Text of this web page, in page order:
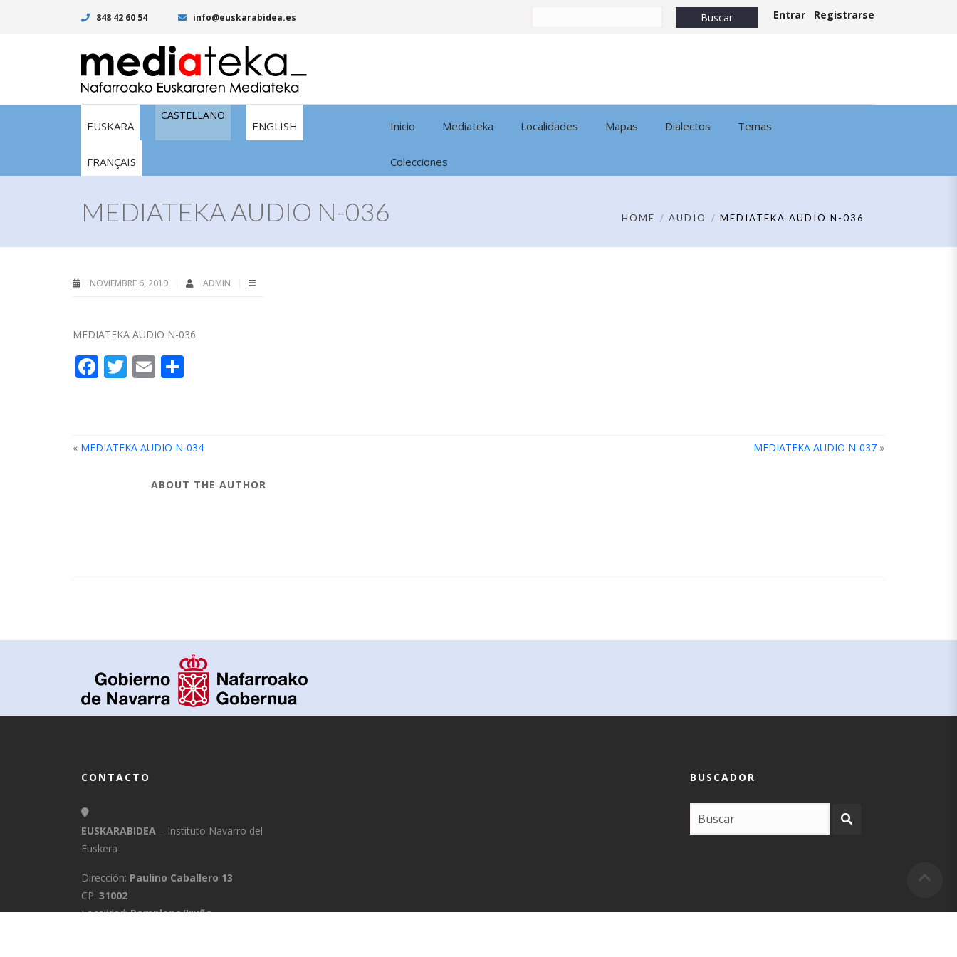
848 42 60 54 info@euskarabidea.es Entrar Registrarse
EUSKARA
CASTELLANO
ENGLISH
FRANÇAIS
Inicio Mediateka Localidades Mapas Dialectos Temas
Colecciones
MEDIATEKA AUDIO N-036 HOME AUDIO MEDIATEKA AUDIO N-036
NOVIEMBRE 6, 2019 ADMIN
MEDIATEKA AUDIO N-036
Facebook
Twitter
Email
« MEDIATEKA AUDIO N-034 MEDIATEKA AUDIO N-037 »
ABOUT THE AUTHOR
CONTACTO
EUSKARABIDEA – Instituto Navarro del
Euskera
Dirección: Paulino Caballero 13
CP: 31002
Localidad:Pamplona/Iruña
BUSCADOR